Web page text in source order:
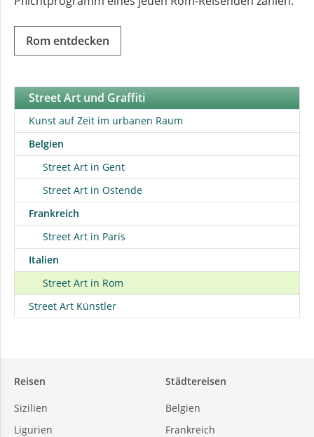
Rom entdecken
Street Art und Graffiti
Kunst auf Zeit im urbanen Raum
Belgien
Street Art in Gent
Street Art in Ostende
Frankreich
Street Art in Paris
Italien
Street Art in Rom
Street Art Künstler
Reisen
Sizilien
Ligurien
Städtereisen
Belgien
Frankreich